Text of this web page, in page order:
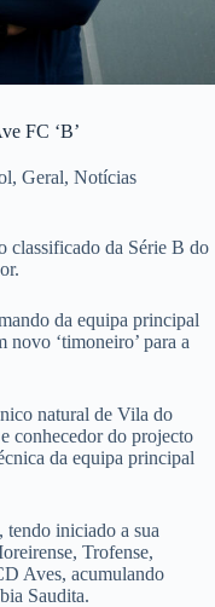
FC ‘B’
, Geral, Notícias
classificado da Série B do
da equipa principal
novo ‘timoneiro’ para a
natural de Vila do
conhecedor do projecto
da equipa principal
tendo iniciado a sua
Trofense,
Aves, acumulando
Saudita.